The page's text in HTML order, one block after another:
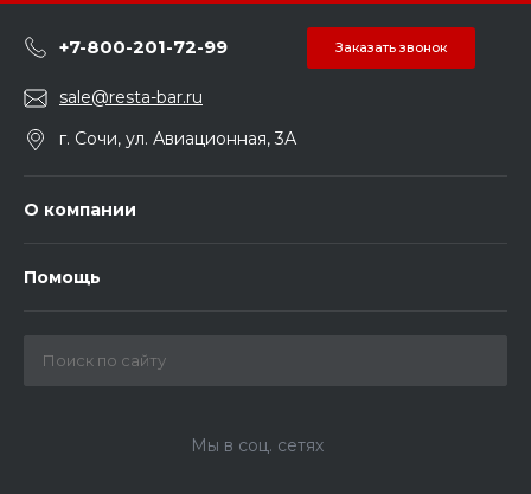
+7-800-201-72-99 Заказать звонок
sale@resta-bar.ru
г. Сочи, ул. Авиационная, 3А
О компании
Помощь
Мы в соц. сетях